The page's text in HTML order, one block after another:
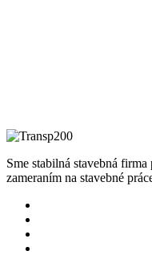
Sme stabilná stavebná
zameraním na stavebné